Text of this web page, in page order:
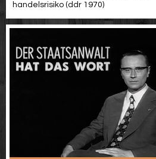
handelsrisiko (ddr 1970)